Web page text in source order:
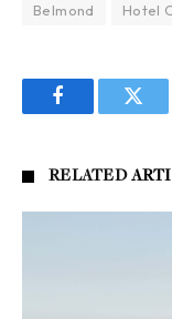
Belmond Hotel
Facebook
RELATED